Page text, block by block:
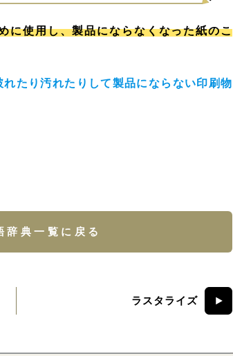
に使用し、製品にならなくなった紙のこ
れたり汚れたりして製品にならない印刷物
辞典一覧に戻る
ラスタライズ